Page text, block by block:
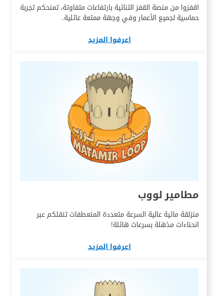
اقفزوا من منصة القفز الثنائية بارتفاعات متفاوتة، تمنحكم تجربة
حماسية لجميع الأعمار وفي وجهة ممتعة عائلية.
اعرفوا المزيد
مطامير لووب
منزلقة مائية عالية السرعة متعددة المنعطفات تنقلكم عبر
انحناءات مذهلة بسرعات هائلة!
اعرفوا المزيد